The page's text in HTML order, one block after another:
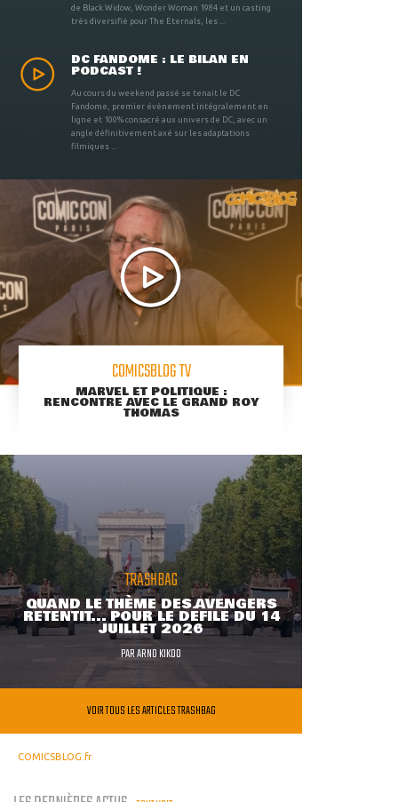
de Black Widow, Wonder Woman 1984 et un casting
très diversifié pour The Eternals, les ...
DC FANDOME : LE BILAN EN
PODCAST !
Au cours du weekend passé se tenait le DC
Fandome, premier évènement intégralement en
ligne et 100% consacré aux univers de DC, avec un
angle définitivement axé sur les adaptations
filmiques ...
COMICSBLOG TV
MARVEL ET POLITIQUE :
RENCONTRE AVEC LE GRAND ROY
THOMAS
TRASHBAG
QUAND LE THÈME DES AVENGERS
RETENTIT... POUR LE DÉFILÉ DU 14
JUILLET 2026
PARARNO KIKOO
VOIR TOUS LES ARTICLES TRASHBAG
COMICSBLOG.fr